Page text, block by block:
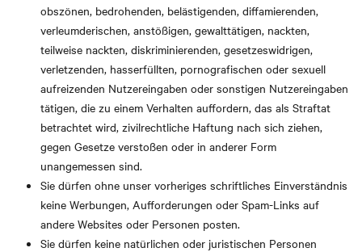
obszönen, bedrohenden, belästigenden, diffamierenden,
verleumderischen, anstößigen, gewalttätigen, nackten,
teilweise nackten, diskriminierenden, gesetzeswidrigen,
verletzenden, hasserfüllten, pornografischen oder sexuell
aufreizenden Nutzereingaben oder sonstigen Nutzereingaben
tätigen, die zu einem Verhalten auffordern, das als Straftat
betrachtet wird, zivilrechtliche Haftung nach sich ziehen,
gegen Gesetze verstoßen oder in anderer Form
unangemessen sind.
Sie dürfen ohne unser vorheriges schriftliches Einverständnis
keine Werbungen, Aufforderungen oder Spam-Links auf
andere Websites oder Personen posten.
Sie dürfen keine natürlichen oder juristischen Personen